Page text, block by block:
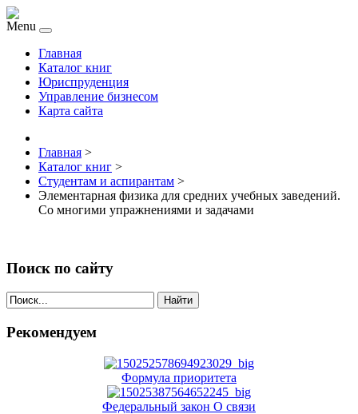
Menu
Главная
Каталог книг
Юриспруденция
Управление бизнесом
Карта сайта
Главная >
Каталог книг >
Студентам и аспирантам >
Элементарная физика для средних учебных заведений.
Со многими упражнениями и задачами
Поиск по сайту
Найти
Рекомендуем
Формула приоритета
Федеральный закон О связи